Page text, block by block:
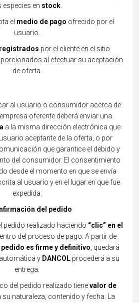
especies en stock
el medio de pago ofrecido por el
usuario.
por el cliente en el sitio
al efectuar su aceptación
de oferta.
al usuario o consumidor acerca de
oferente deberá enviar una
a la misma dirección electrónica que
aceptante de la oferta, o por
que garantice el debido y
del consumidor. El consentimiento
desde el momento en que se envía
al usuario y en el lugar en que fue
expedida.
del pedido
pedido realizado haciendo “clic” en el
del proceso de pago. A partir de
pedido es firme y definitivo , quedará
y DANCOL procederá a su
entrega.
del pedido realizado tienevalor de
su naturaleza, contenido y fecha. La